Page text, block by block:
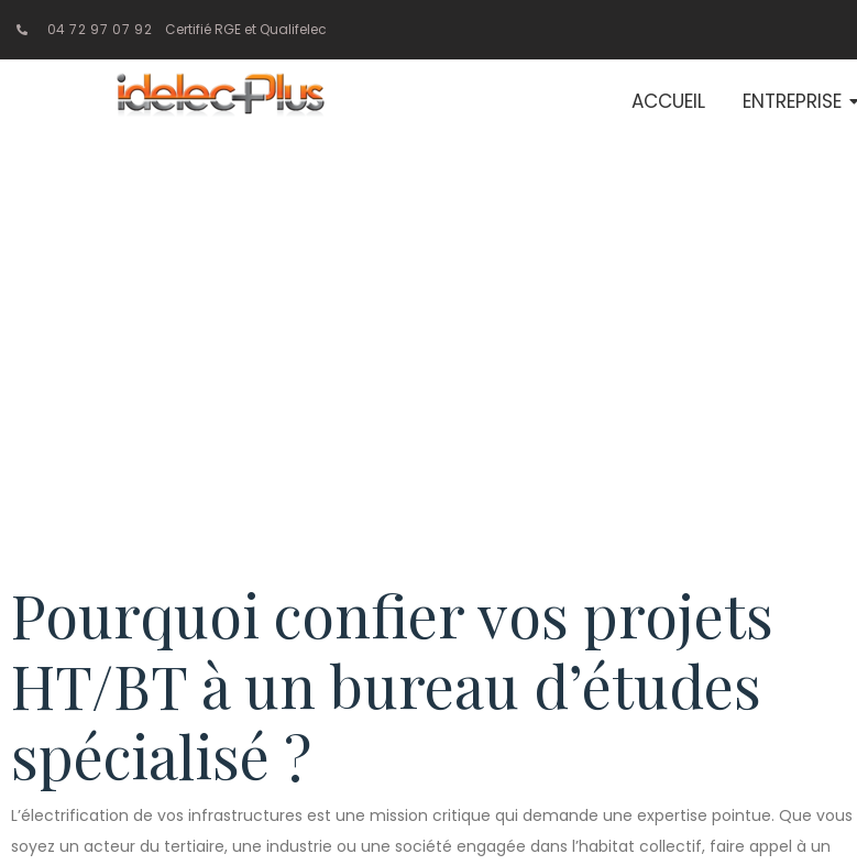
04 72 97 07 92 Certifié RGE et Qualifelec
ACCUEIL ENTREPRISE
Pourquoi confier vos projets
HT/BT à un bureau d’études
spécialisé ?
L’électrification de vos infrastructures est une mission critique qui demande une expertise pointue. Que vous
soyez un acteur du tertiaire, une industrie ou une société engagée dans l’habitat collectif, faire appel à un